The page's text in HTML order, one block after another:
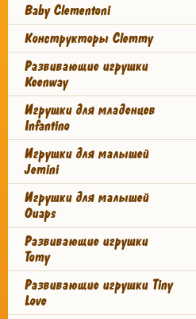
Baby Clementoni
Конструкторы Clemmy
Развивающие игрушки
Keenway
Игрушки для младенцев
Infantino
Игрушки для малышей
Jemini
Игрушки для малышей
Ouaps
Развивающие игрушки
Tomy
Развивающие игрушки Tiny
Love